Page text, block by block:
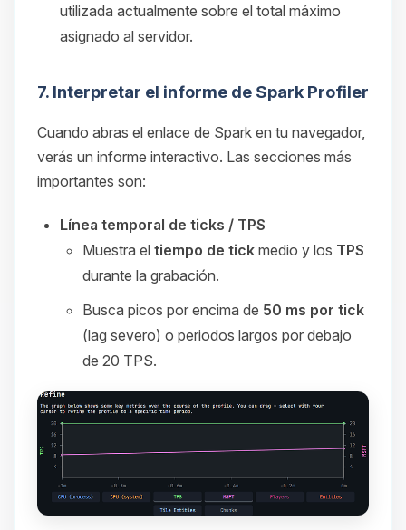
utilizada actualmente sobre el total máximo
asignado al servidor.
7. Interpretar el informe de Spark Profiler
Cuando abras el enlace de Spark en tu navegador,
verás un informe interactivo. Las secciones más
importantes son:
Línea temporal de ticks / TPS
Muestra el tiempo de tick medio y los TPS
durante la grabación.
Busca picos por encima de 50 ms por tick
(lag severo) o periodos largos por debajo
de 20 TPS.